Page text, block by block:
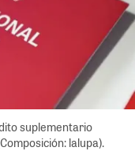
suplementario
lalupa).